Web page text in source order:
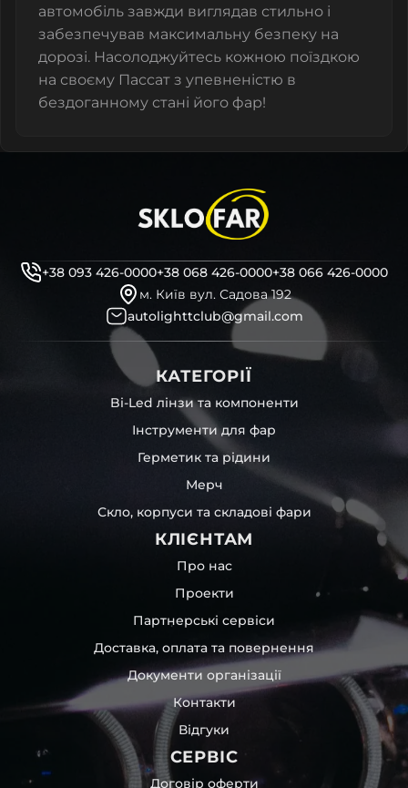
автомобіль завжди виглядав стильно і
забезпечував максимальну безпеку на
дорозі. Насолоджуйтесь кожною поїздкою
на своєму Пассат з упевненістю в
бездоганному стані його фар!
+38 093 426-0000+38 068 426-0000+38 066 426-0000
м. Київ вул. Садова 192
autolighttclub@gmail.com
КАТЕГОРІЇ
Bi-Led лінзи та компоненти
Інструменти для фар
Герметик та рідини
Мерч
Скло, корпуси та складові фари
КЛІЄНТАМ
Про нас
Проекти
Партнерські сервіси
Доставка, оплата та повернення
Документи організації
Контакти
Відгуки
СЕРВІС
Договір оферти